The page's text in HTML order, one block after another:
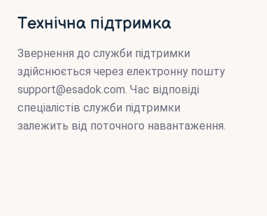
Технічна підтримка
Звернення до служби підтримки
здійснюється через електронну пошту
support@esadok.com . Час відповіді
спеціалістів служби підтримки
залежить від поточного навантаження.